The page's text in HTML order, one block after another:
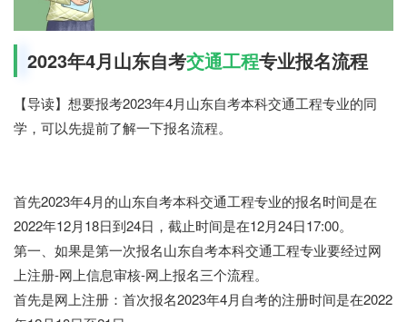
2023年4月山东自考交通工程专业报名流程
【导读】想要报考2023年4月山东自考本科交通工程专业的同
学，可以先提前了解一下报名流程。
首先2023年4月的山东自考本科交通工程专业的报名时间是在
2022年12月18日到24日，截止时间是在12月24日17:00。
第一、如果是第一次报名山东自考本科交通工程专业要经过网
上注册-网上信息审核-网上报名三个流程。
首先是网上注册：首次报名2023年4月自考的注册时间是在2022